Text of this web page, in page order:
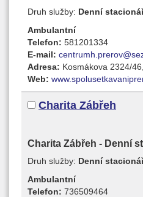
Druh služby: Denní
Ambulantní
Telefon: 581201334
E-mail:
Adresa: Kosmákova 2324/
Web:
Charita Zábřeh
Charita Zábřeh - Denní
Druh služby: Denní
Ambulantní
Telefon: 736509464